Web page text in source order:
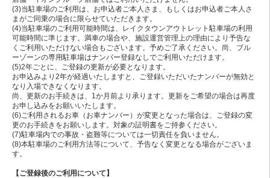
(3)当駐車場のご利用は、お申込者ご本人さま、もしくはお申込者ご本人さ
まがご同乗の場合に限らせていただきます。
(4)当駐車場のご利用可能時間は、レイクタウンアウトレット駐車場の利用
可能時間に準じます。満車の場合や、施設運営管理上の理由により予告な
くご利用いただけない場合もございます。予めご了承ください。尚、ブル
ーゾーンの専用駐車場はナンバー登録なしでご利用いただけます。
(5)2年ごとに、ご登録の更新が必要となります。
お申込みより2年が経過いたしますと、ご登録いただいたナンバーが無効と
なり入場できなくなります。
尚、更新のお手続きは、1か月前より承ります。更新をご希望の場合は再度
お申し込みをお願いいたします。
(6)ご利用されるお車（お車ナンバー）が変更となった場合は、ご登録の変
更のお手続きをお願いします。対象の証明書をご持参ください。
(7)駐車場内での事故・盗難等については一切責任を負いません。
(8)本駐車場のご利用方法等について、予告なく変更となる場合がございま
す。
【ご登録後のご利用について】